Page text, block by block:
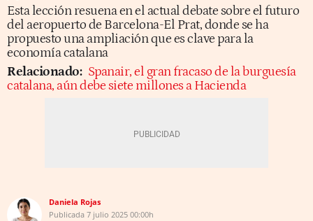
Esta lección resuena en el actual debate sobre el futuro
del aeropuerto de Barcelona-El Prat, donde se ha
propuesto una ampliación que es clave para la
economía catalana
Relacionado: Spanair, el gran fracaso de la burguesía
catalana, aún debe siete millones a Hacienda
Daniela Rojas
Publicada 7 julio 2025 00:00h